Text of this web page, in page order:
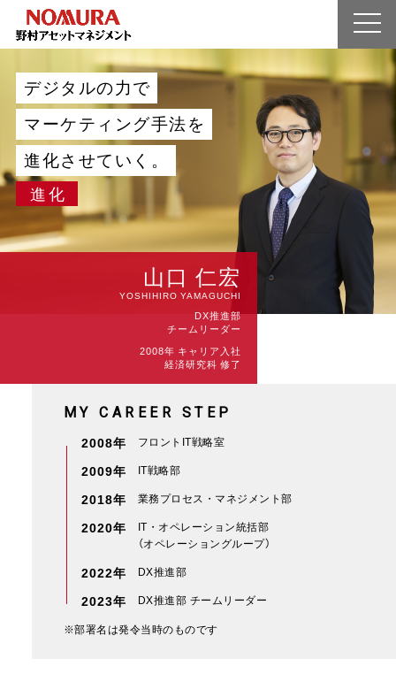
シン化とは?
業界を知る
人を知る
募集要項
エントリー
マイページ
デジタ ルの力で
マーケテ ィ ング手法を
進化さ せてい く 。
進化
山口 仁宏
YOSHIHIRO YAMAGUCHI
DX推進部
チームリーダー
2008年 キャリア入社
経済研究科 修了
MY CAREER STEP
2008年 フロントIT戦略室
2009年 IT戦略部
2018年 業務プロセス・マネジメント部
2020年
IT・オペレーション統括部
（オペレーショングループ）
2022年 DX推進部
2023年
DX推進部 チームリーダー
※部署名は発令当時のものです